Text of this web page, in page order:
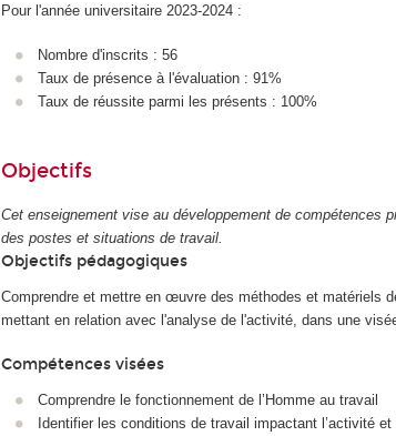
Pour l'année universitaire 2023-2024 :
Nombre d'inscrits : 56
Taux de présence à l'évaluation : 91%
Taux de réussite parmi les présents : 100%
Objectifs
Cet enseignement vise au développement de compétences
des postes et situations de travail.
Objectifs pédagogiques
Comprendre et mettre en œuvre des méthodes et matériels
mettant en relation avec l'analyse de l'activité, dans une
Compétences visées
Comprendre le fonctionnement de l’Homme au travail
Identifier les conditions de travail impactant l’activité